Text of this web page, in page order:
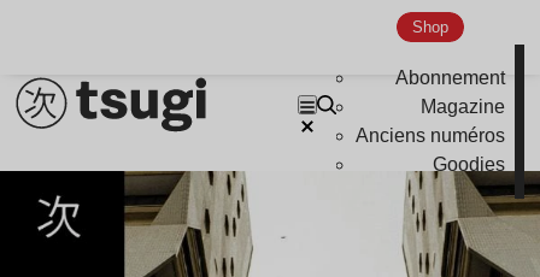
Shop
Abonnement
Magazine
Anciens numéros
Goodies